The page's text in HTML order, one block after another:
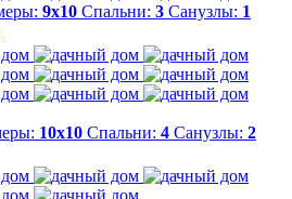
9х10 Спальни: 3 Санузлы: 1
10х10 Спальни: 4 Санузлы: 2